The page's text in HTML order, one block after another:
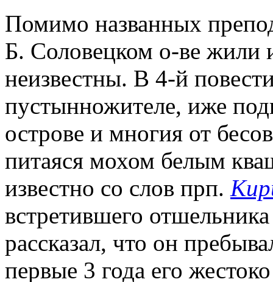
Помимо названных
Б. Соловецком о-ве жили
неизвестны. В 4-й
пустынножителе, иже
острове и многия от
питаяся мохом белым
известно со слов прп.
встретившего
рассказал, что он
первые 3 года его